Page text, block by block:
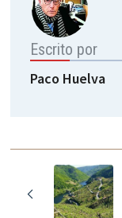
Escrito por
Paco Huelva